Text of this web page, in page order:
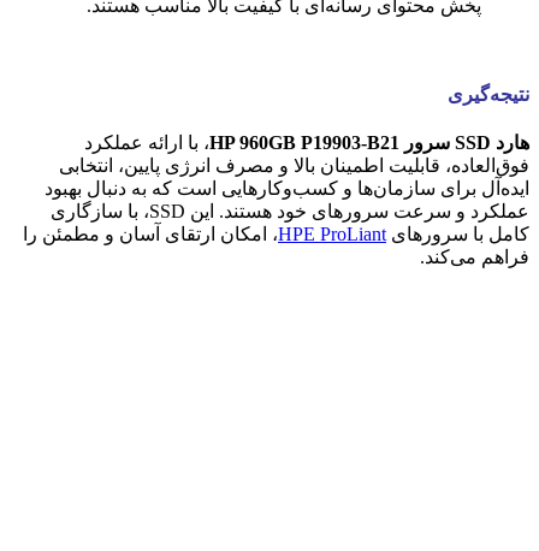
پخش محتوای رسانه‌ای با کیفیت بالا مناسب هستند.
نتیجه‌گیری
هارد SSD سرور HP 960GB P19903-B21
، با ارائه عملکرد
فوق‌العاده، قابلیت اطمینان بالا و مصرف انرژی پایین، انتخابی
ایده‌آل برای سازمان‌ها و کسب‌وکارهایی است که به دنبال بهبود
عملکرد و سرعت سرورهای خود هستند. این SSD، با سازگاری
کامل با سرورهای HPE ProLiant، امکان ارتقای آسان و مطمئن را
فراهم می‌کند.